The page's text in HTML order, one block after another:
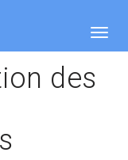
des